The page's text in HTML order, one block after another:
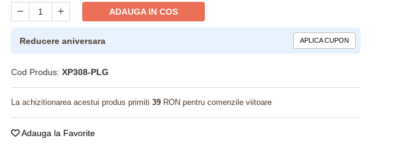
ADAUGA IN COS
Reducere aniversara APLICA CUPON
Cod Produs: XP308-PLG
La achizitionarea acestui produs primiti 39 RON pentru comenzile viitoare
Adauga la Favorite